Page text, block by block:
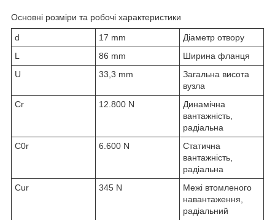
Основні розміри та робочі характеристики
d 17 mm
Діаметр отвору
L
86 mm
Ширина фланця
U
33,3 mm
Загальна висота
вузла
Cr 12.800 N
Динамічна
вантажність,
радіальна
C0r 6.600 N
Статична
вантажність,
радіальна
Cur 345 N
Межі втомленого
навантаження,
радіальний